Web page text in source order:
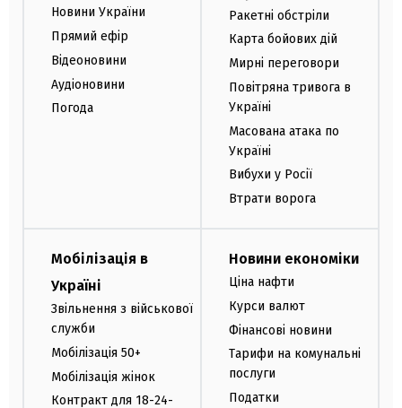
Новини України
Прямий ефір
Відеоновини
Аудіоновини
Погода
Ракетні обстріли
Карта бойових дій
Мирні переговори
Повітряна тривога в
Україні
Масована атака по
Україні
Вибухи у Росії
Втрати ворога
Мобілізація в
Україні
Звільнення з військової
служби
Мобілізація 50+
Мобілізація жінок
Контракт для 18-24-
Новини економіки
Ціна нафти
Курси валют
Фінансові новини
Тарифи на комунальні
послуги
Податки